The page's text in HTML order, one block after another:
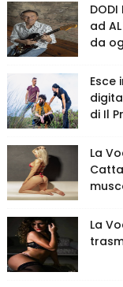
ad
da
di Il
La
La